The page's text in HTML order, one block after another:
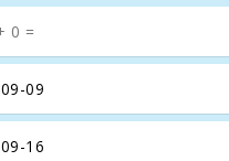
alMediterráneo. El
baño en suite
y entretenimiento
gimnasioy un salón de
de una experiencia de